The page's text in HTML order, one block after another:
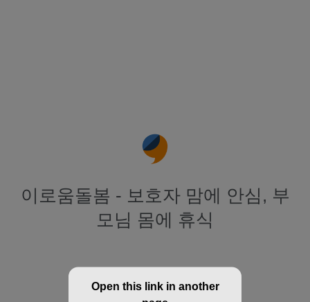
이로움돌봄 - 보호자 맘에 안심, 부
모님 몸에 휴식